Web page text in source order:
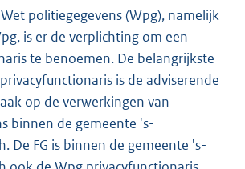
politiegegevens (Wpg), namelijk
is er de verplichting om een
te benoemen. De belangrijkste
is de adviserende
op de verwerkingen van
binnen de gemeente 's-
De FG is binnen de gemeente 's-